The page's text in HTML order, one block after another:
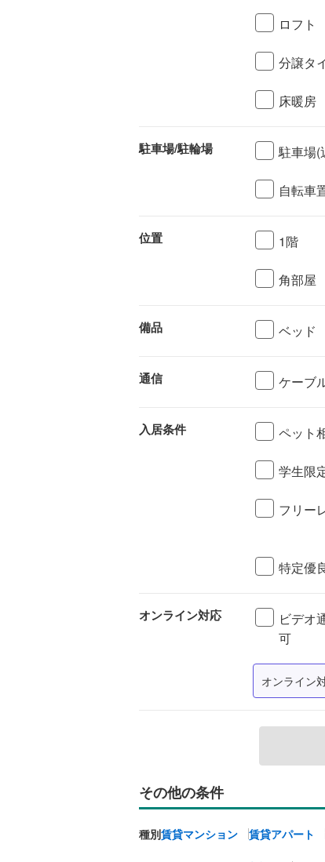
ロフト
分譲タ
床暖房
駐車場/駐輪場 駐車場(
自転車
位置 1階
角部屋
備品 ベッド
通信 ケーブ
入居条件 ペット
学生限
フリー
特定優
オンライン対応
ビデオ
可
オンライン
その他の条件
種別賃貸マンション 賃貸アパート